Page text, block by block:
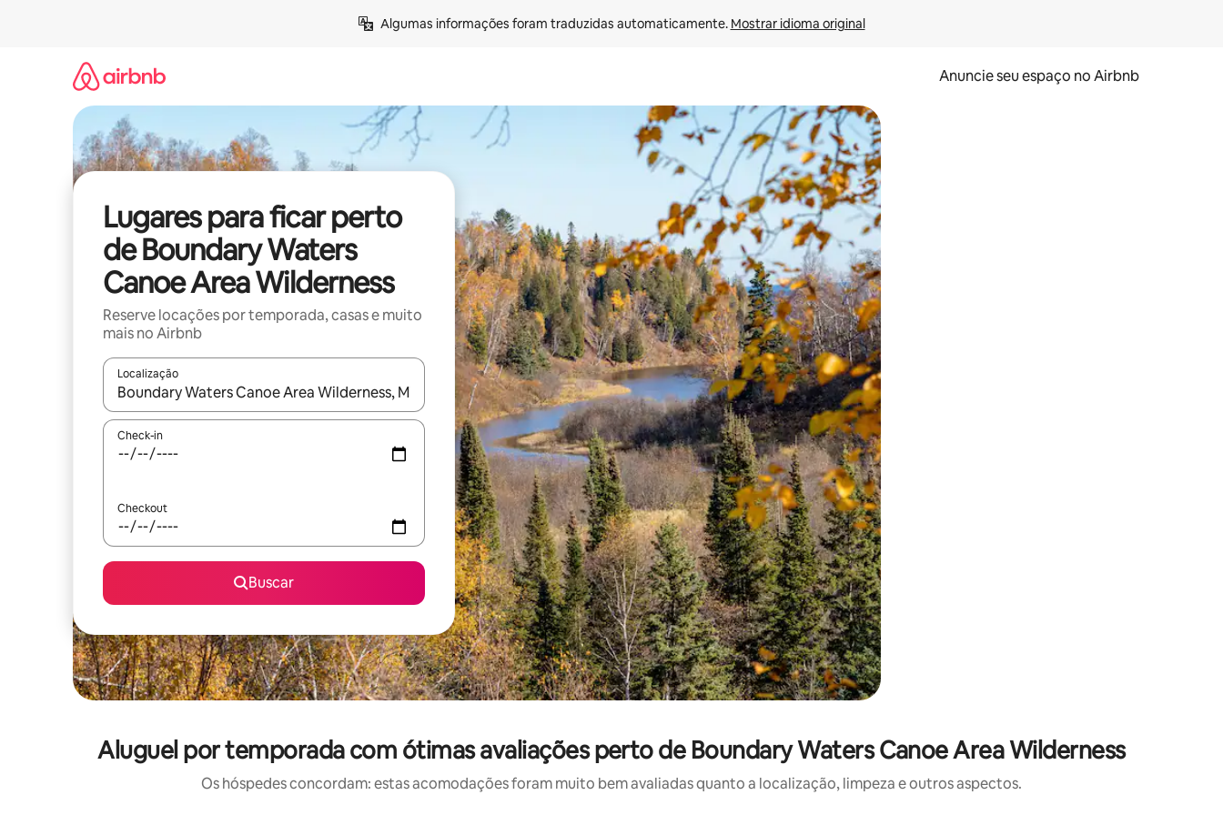
Algumas informações foram traduzidas automaticamente. Mostrar idioma original
Anuncie seu espaço no Airbnb
Lugares para ficar perto
de Boundary Waters
Canoe Area Wilderness
Reserve locações por temporada, casas e muito
mais no Airbnb
Localização
Quando os resultados estiverem disponíveis, explore-os usando as seta para cima e para baixo do teclado ou tocando e deslizando o dedo na tela.
Check-in
Checkout
Buscar
Aluguel por temporada com ótimas avaliações perto de Boundary Waters Canoe Area Wilderness
Os hóspedes concordam: estas acomodações foram muito bem avaliadas quanto a localização, limpeza e outros aspectos.